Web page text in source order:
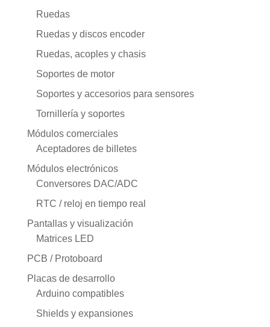
Ruedas
Ruedas y discos encoder
Ruedas, acoples y chasis
Soportes de motor
Soportes y accesorios para sensores
Tornillería y soportes
Módulos comerciales
Aceptadores de billetes
Módulos electrónicos
Conversores DAC/ADC
RTC / reloj en tiempo real
Pantallas y visualización
Matrices LED
PCB / Protoboard
Placas de desarrollo
Arduino compatibles
Shields y expansiones